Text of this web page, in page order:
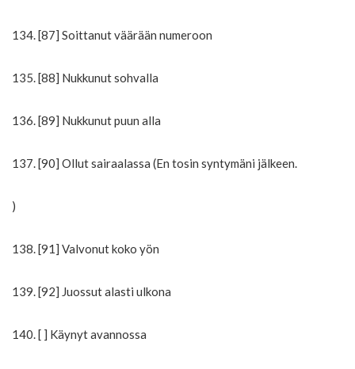
134. [87] Soittanut väärään numeroon
135. [88] Nukkunut sohvalla
136. [89] Nukkunut puun alla
137. [90] Ollut sairaalassa (En tosin syntymäni jälkeen.
)
138. [91] Valvonut koko yön
139. [92] Juossut alasti ulkona
140. [ ] Käynyt avannossa